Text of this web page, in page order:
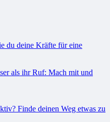
du deine Kräfte für eine